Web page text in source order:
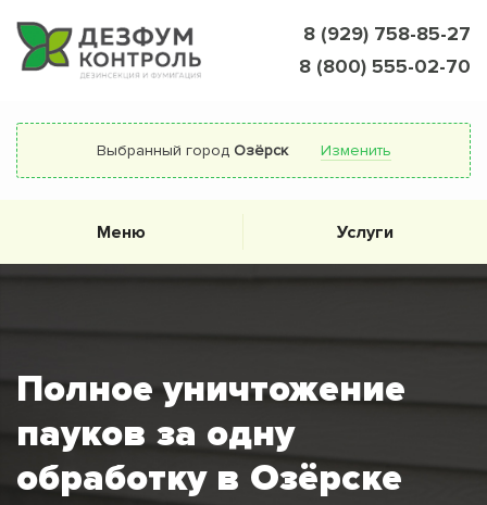
8 (929) 758-85-27
8 (800) 555-02-70
Выбранный город Озёрск Изменить
Меню Услуги
Полное уничтожение
пауков за одну
обработку в Озёрске